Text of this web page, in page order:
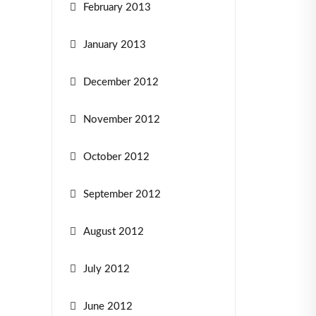
February 2013
January 2013
December 2012
November 2012
October 2012
September 2012
August 2012
July 2012
June 2012